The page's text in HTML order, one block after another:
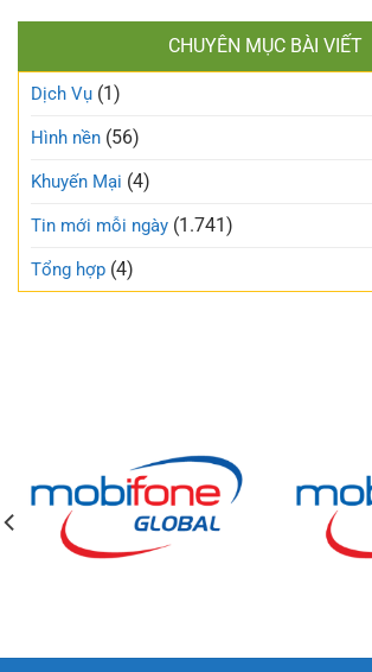
CHUYÊN MỤC BÀI VIẾT
Dịch Vụ (1)
Hình nền (56)
Khuyến Mại (4)
Tin mới mỗi ngày (1.741)
Tổng hợp (4)